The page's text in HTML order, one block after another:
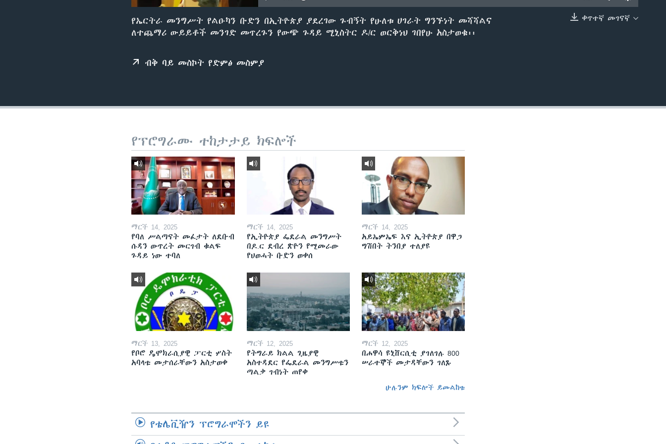
ቀጥተኛ መገናኛ
የኤርትራ መንግሥት የልዑካን ቡድን በኢትዮጵያ ያደረገው ጉብኝት የሁለቱ ሀገራት ግንኙነት መሻሻልና
ለተጨማሪ ውይይቶች መንገድ መጥረጉን የውጭ ጉዳይ ሚኒስትር ዶ/ር ወርቅነህ ገበየሁ አስታወቁ፡፡
ብቅ ባይ መስኮት የድምፅ መስምያ
የፕሮግራሙ ተከታታይ ክፍሎች
ማርች 14, 2025
የባለ ሥልጣናት መፈታት ለደቡብ
ሱዳን ውጥረት መርገብ ቁልፍ
ጉዳይ ነው ተባለ
ማርች 14, 2025
የኢትዮጵያ ፌደራል መንግሥት
በዶ.ር ደብረ ጽዮን የሚመራው
የህወሓት ቡድን ወቀሰ
ማርች 14, 2025
አይኤምኤፍ እና ኢትዮጵያ በዋጋ
ግሽበት ትንበያ ተለያዩ
ማርች 13, 2025
የቦሮ ዴሞክራሲያዊ ፓርቲ ሦስት
አባላቱ መታሰራቸውን አስታወቀ
ማርች 12, 2025
የትግራይ ክልል ጊዜያዊ
አስተዳደር የፌደራል መንግሥቱን
ጣልቃ ገብነት ጠየቀ
ማርች 12, 2025
በሐዋሳ ዩኒቨርሲቲ ያገለገሉ 800
ሠራተኞች መታዳቸውን ገለጹ
ሁሉንም ክፍሎች ይመልከቱ
የቴሌቪዥን ፕሮግራሞችን ይዩ